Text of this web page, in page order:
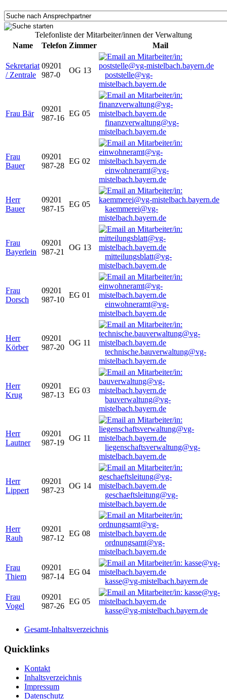
Telefonliste der Mitarbeiter/innen der Verwaltung
Name
Telefon Zimmer Mail
Sekretariat
/ Zentrale
09201
987-0
OG 13
poststelle@vg-
mistelbach.bayern.de
Frau Bär
09201
987-16
EG 05
finanzverwaltung@vg-
mistelbach.bayern.de
Frau
Bauer
09201
987-28
EG 02
einwohneramt@vg-
mistelbach.bayern.de
Herr
Bauer
09201
987-15
EG 05
kaemmerei@vg-
mistelbach.bayern.de
Frau
Bayerlein
09201
987-21
OG 13
mitteilungsblatt@vg-
mistelbach.bayern.de
Frau
Dorsch
09201
987-10
EG 01
einwohneramt@vg-
mistelbach.bayern.de
Herr
Körber
09201
987-20
OG 11
technische.bauverwaltung@vg-
mistelbach.bayern.de
Herr
Krug
09201
987-13
EG 03
bauverwaltung@vg-
mistelbach.bayern.de
Herr
Lautner
09201
987-19
OG 11
liegenschaftsverwaltung@vg-
mistelbach.bayern.de
Herr
Lippert
09201
987-23
OG 14
geschaeftsleitung@vg-
mistelbach.bayern.de
Herr
Rauh
09201
987-12
EG 08
ordnungsamt@vg-
mistelbach.bayern.de
Frau
Thiem
09201
987-14
EG 04
kasse@vg-mistelbach.bayern.de
Frau
Vogel
09201
987-26
EG 05
kasse@vg-mistelbach.bayern.de
Gesamt-Inhaltsverzeichnis
Quicklinks
Kontakt
Inhaltsverzeichnis
Impressum
Datenschutz